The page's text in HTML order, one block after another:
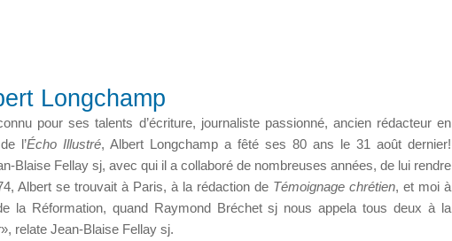
Longchamp
pour ses talents d’écriture, journaliste passionné, ancien rédacteur en
l’Écho Illustré, Albert Longchamp a fêté ses 80 ans le 31 août dernier!
Blaise Fellay sj, avec qui il a collaboré de nombreuses années, de lui rendre
Albert se trouvait à Paris, à la rédaction de Témoignage chrétien, et moi à
de la Réformation, quand Raymond Bréchet sj nous appela tous deux à la
», relate Jean-Blaise Fellay sj.